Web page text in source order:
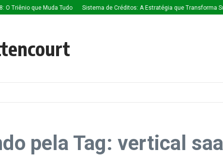
Triênio que Muda Tudo Sistema de Créditos: A Estratégia que Transforma
pela Tag: vertical